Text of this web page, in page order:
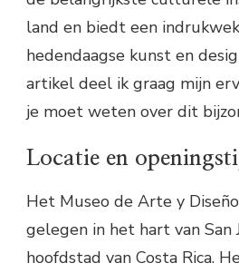
land en biedt een
hedendaagse kunst en
artikel deel ik graag mijn
je moet weten over dit
Locatie en
Het Museo de Arte y
gelegen in het hart van San
hoofdstad van Costa Rica.